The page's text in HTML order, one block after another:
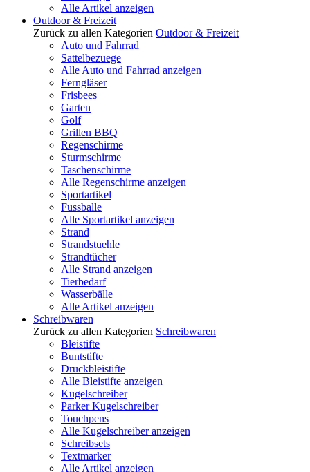
Alle Artikel anzeigen
Outdoor & Freizeit
Zurück zu allen Kategorien Outdoor & Freizeit
Auto und Fahrrad
Sattelbezuege
Alle Auto und Fahrrad anzeigen
Ferngläser
Frisbees
Garten
Golf
Grillen BBQ
Regenschirme
Sturmschirme
Taschenschirme
Alle Regenschirme anzeigen
Sportartikel
Fussballe
Alle Sportartikel anzeigen
Strand
Strandstuehle
Strandtücher
Alle Strand anzeigen
Tierbedarf
Wasserbälle
Alle Artikel anzeigen
Schreibwaren
Zurück zu allen Kategorien Schreibwaren
Bleistifte
Buntstifte
Druckbleistifte
Alle Bleistifte anzeigen
Kugelschreiber
Parker Kugelschreiber
Touchpens
Alle Kugelschreiber anzeigen
Schreibsets
Textmarker
Alle Artikel anzeigen